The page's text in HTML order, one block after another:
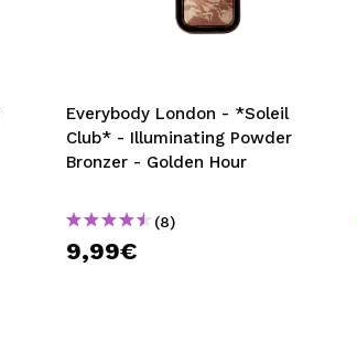
Everybody London - *Soleil
Club* - Illuminating Powder
Bronzer - Golden Hour
(8)
9,99€